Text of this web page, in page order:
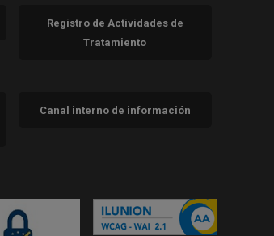
Registro de Actividades de
Tratamiento
Canal interno de información